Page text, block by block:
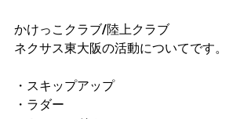
かけっこクラブ/陸上クラブ
ネクサス東大阪の活動についてです。
・スキップアップ
・ラダー